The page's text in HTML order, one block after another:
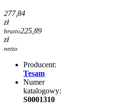
277,84
zł
brutto225,89
zł
netto
Producent:
Tesam
Numer
katalogowy:
S0001310